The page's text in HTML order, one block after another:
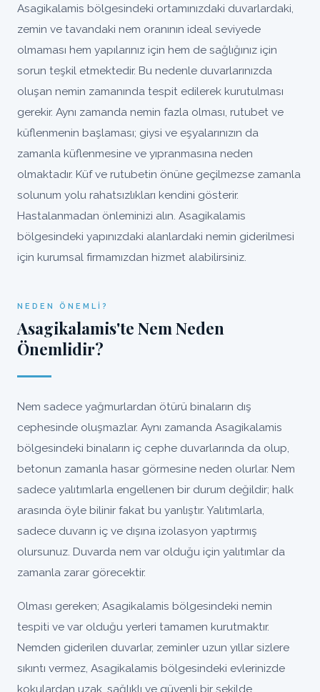
Asagikalamis bölgesindeki ortamınızdaki duvarlardaki,
zemin ve tavandaki nem oranının ideal seviyede
olmaması hem yapılarınız için hem de sağlığınız için
sorun teşkil etmektedir. Bu nedenle duvarlarınızda
oluşan nemin zamanında tespit edilerek kurutulması
gerekir. Aynı zamanda nemin fazla olması, rutubet ve
küflenmenin başlaması; giysi ve eşyalarınızın da
zamanla küflenmesine ve yıpranmasına neden
olmaktadır. Küf ve rutubetin önüne geçilmezse zamanla
solunum yolu rahatsızlıkları kendini gösterir.
Hastalanmadan önleminizi alın. Asagikalamis
bölgesindeki yapınızdaki alanlardaki nemin giderilmesi
için kurumsal firmamızdan hizmet alabilirsiniz.
NEDEN ÖNEMLI?
Asagikalamis'te Nem Neden
Önemlidir?
Nem sadece yağmurlardan ötürü binaların dış
cephesinde oluşmazlar. Aynı zamanda Asagikalamis
bölgesindeki binaların iç cephe duvarlarında da olup,
betonun zamanla hasar görmesine neden olurlar. Nem
sadece yalıtımlarla engellenen bir durum değildir; halk
arasında öyle bilinir fakat bu yanlıştır. Yalıtımlarla,
sadece duvarın iç ve dışına izolasyon yaptırmış
olursunuz. Duvarda nem var olduğu için yalıtımlar da
zamanla zarar görecektir.
Olması gereken; Asagikalamis bölgesindeki nemin
tespiti ve var olduğu yerleri tamamen kurutmaktır.
Nemden giderilen duvarlar, zeminler uzun yıllar sizlere
sıkıntı vermez, Asagikalamis bölgesindeki evlerinizde
kokulardan uzak, sağlıklı ve güvenli bir şekilde